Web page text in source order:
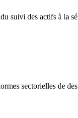
des actifs à la
sectorielles de